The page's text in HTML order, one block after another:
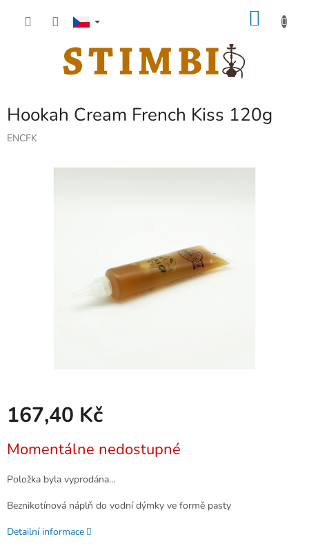
Hookah Cream French Kiss 120g
ENCFK
167,40 Kč
cena:
Momentálne nedostupné
Položka byla vyprodána…
Beznikotínová náplň do vodní dýmky ve formě pasty
Detailní informace